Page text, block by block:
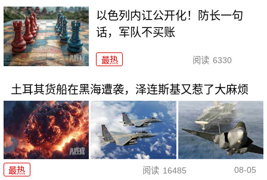
以色列内讧公开化！防长一句
话，军队不买账
最热 阅读 6330
土耳其货船在黑海遭袭，泽连斯基又惹了大麻烦
最热 阅读 16485 08-05